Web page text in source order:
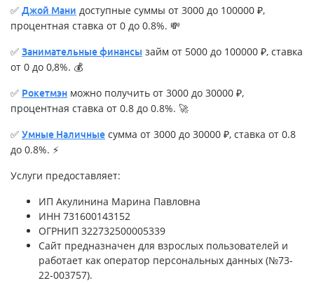
✅ Джой Мани доступные суммы от 3000 до 100000 ₽,
процентная ставка от 0 до 0.8%. 💸
✅ Занимательные финансы займ от 5000 до 100000 ₽, ставка
от 0 до 0,8%. 💰
✅ Рокетмэн можно получить от 3000 до 30000 ₽,
процентная ставка от 0.8 до 0.8%. 🚀
✅ Умные Наличные сумма от 3000 до 30000 ₽, ставка от 0.8
до 0.8%. ⚡
Услуги предоставляет:
ИП Акулинина Марина Павловна
ИНН 731600143152
ОГРНИП 322732500005339
Сайт предназначен для взрослых пользователей и
работает как оператор персональных данных (№73-
22-003757).